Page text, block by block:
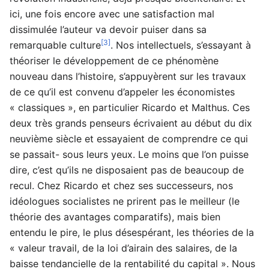
ici, une fois encore avec une satisfaction mal
dissimulée l’auteur va devoir puiser dans sa
remarquable culture[3]. Nos intellectuels, s’essayant à
théoriser le développement de ce phénomène
nouveau dans l’histoire, s’appuyèrent sur les travaux
de ce qu’il est convenu d’appeler les économistes
« classiques », en particulier Ricardo et Malthus. Ces
deux très grands penseurs écrivaient au début du dix
neuvième siècle et essayaient de comprendre ce qui
se passait- sous leurs yeux. Le moins que l’on puisse
dire, c’est qu’ils ne disposaient pas de beaucoup de
recul. Chez Ricardo et chez ses successeurs, nos
idéologues socialistes ne prirent pas le meilleur (le
théorie des avantages comparatifs), mais bien
entendu le pire, le plus désespérant, les théories de la
« valeur travail, de la loi d’airain des salaires, de la
baisse tendancielle de la rentabilité du capital ». Nous